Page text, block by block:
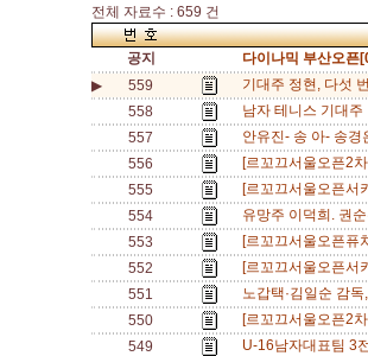
전체 자료수 : 659 건
공지
다이나믹 부산오픈
▶
559
기대주 정현, 다섯
558
남자 테니스 기대
557
안유진- 송 아- 송
556
[르꼬끄서울오픈2
555
[르꼬끄서울오픈서
554
유망주 이덕희. 권
553
[르꼬끄서울오픈퓨
552
[르꼬끄서울오픈서
551
노갑택·김일순 감
550
[르꼬끄서울오픈2
549
U-16남자대표팀 3